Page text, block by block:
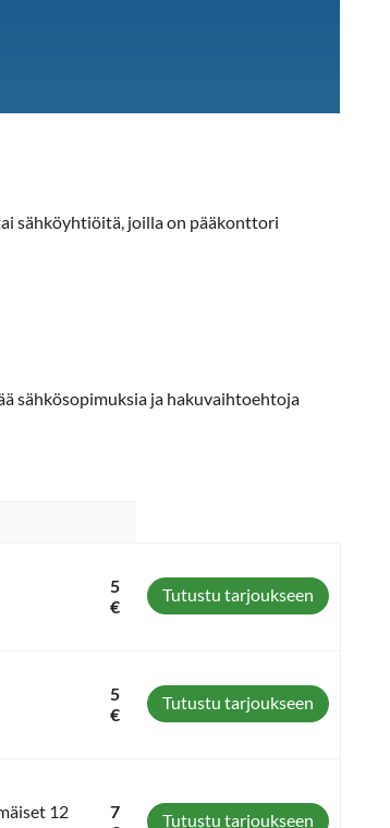
sähköyhtiöitä, joilla on pääkonttori
sähkösopimuksia ja hakuvaihtoehtoja
5
€
Tutustu tarjoukseen
5
€
Tutustu tarjoukseen
12
7
Tutustu tarjoukseen